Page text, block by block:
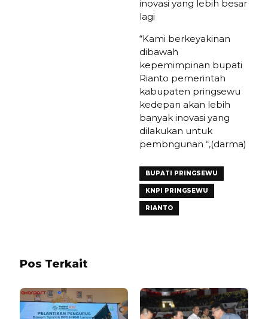
inovasi yang lebih besar
lagi
“Kami berkeyakinan
dibawah
kepemimpinan bupati
Rianto pemerintah
kabupaten pringsewu
kedepan akan lebih
banyak inovasi yang
dilakukan untuk
pembngunan “,(darma)
BUPATI PRINGSEWU
KNPI PRINGSEWU
RIANTO
Pos Terkait